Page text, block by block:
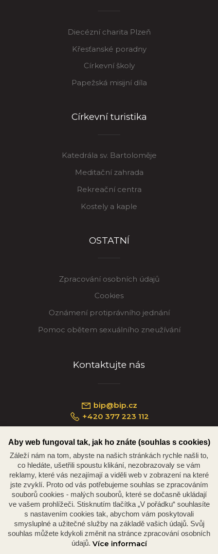
Diecézní charita Plzeň
Křesťanské poradny
Církevní školy
Papežská misijní díla
Církevní turistika
Katedrála sv. Bartoloměje
Meditační zahrada
Rekreační centra
Kostely a kaple
OSTATNÍ
Zpracování osobních údajů
Cookies
Oznámení protiprávního jednání
Pomoc obětem sexuálního zneužívání
Kontaktujte nás
bip@bip.cz
+420 377 223 112
Náměstí Republiky 234/35, 301 00 Plzeň
Aby web fungoval tak, jak ho znáte (souhlas s cookies)
Záleží nám na tom, abyste na našich stránkách rychle našli to,
co hledáte, ušetřili spoustu klikání, nezobrazovaly se vám
reklamy, které vás nezajímají a viděli web v zobrazení na které
jste zvyklí. Proto od vás potřebujeme souhlas se zpracováním
souborů cookies - malých souborů, které se dočasně ukládají
ve vašem prohlížeči. Stisknutím tlačítka „V pořádku“ souhlasíte
s nastavením cookies tak, abychom vám poskytovali
smysluplné a užitečné služby na základě vašich údajů. Svůj
souhlas můžete kdykoli změnit na stránce zpracování osobních
údajů. Více informací